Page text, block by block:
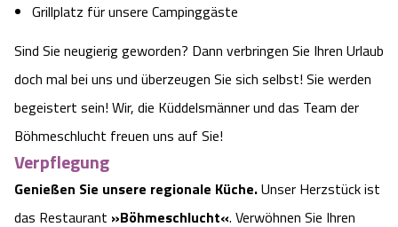
Grillplatz für unsere Campinggäste
Sind Sie neugierig geworden? Dann verbringen Sie Ihren Urlaub
doch mal bei uns und überzeugen Sie sich selbst! Sie werden
begeistert sein! Wir, die Küddelsmänner und das Team der
Böhmeschlucht freuen uns auf Sie!
Verpflegung
Genießen Sie unsere regionale Küche.Unser Herzstück ist
das Restaurant »Böhmeschlucht«. Verwöhnen Sie Ihren